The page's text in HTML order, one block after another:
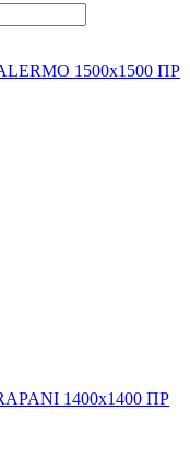
1500х1500 ПР
1400х1400 ПР